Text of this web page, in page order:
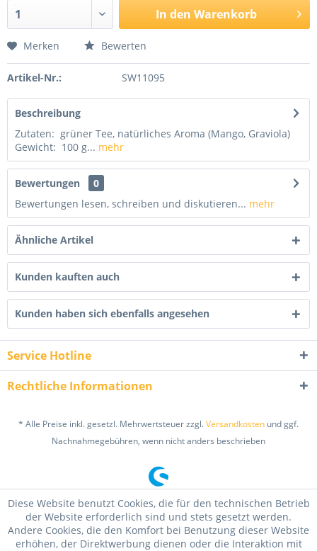
In den Warenkorb
Merken Bewerten
Artikel-Nr.: SW11095
Beschreibung
Zutaten: grüner Tee, natürliches Aroma (Mango, Graviola)
Gewicht: 100 g... mehr
Bewertungen
0
Bewertungen lesen, schreiben und diskutieren... mehr
Ähnliche Artikel
Kunden kauften auch
Kunden haben sich ebenfalls angesehen
Service Hotline
Rechtliche Informationen
* Alle Preise inkl. gesetzl. Mehrwertsteuer zzgl.Versandkosten und ggf.
Nachnahmegebühren, wenn nicht anders beschrieben
Diese Website benutzt Cookies, die für den technischen Betrieb
der Website erforderlich sind und stets gesetzt werden.
Andere Cookies, die den Komfort bei Benutzung dieser Website
erhöhen, der Direktwerbung dienen oder die Interaktion mit